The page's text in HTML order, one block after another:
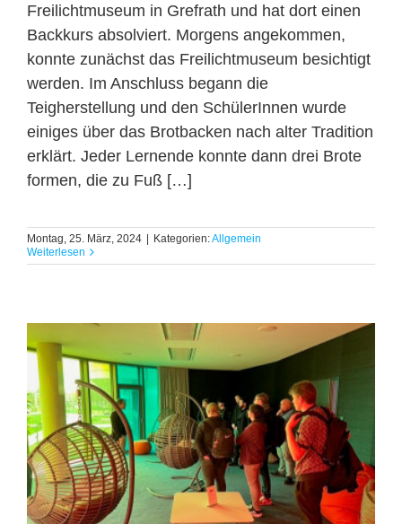
Freilichtmuseum in Grefrath und hat dort einen
Backkurs absolviert. Morgens angekommen,
konnte zunächst das Freilichtmuseum besichtigt
werden. Im Anschluss begann die
Teigherstellung und den SchülerInnen wurde
einiges über das Brotbacken nach alter Tradition
erklärt. Jeder Lernende konnte dann drei Brote
formen, die zu Fuß […]
Montag, 25. März, 2024 | Kategorien:Allgemein
Weiterlesen